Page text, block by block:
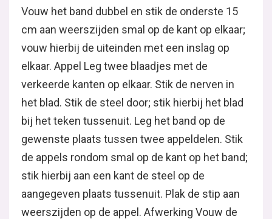
Vouw het band dubbel en stik de onderste 15
cm aan weerszijden smal op de kant op elkaar;
vouw hierbij de uiteinden met een inslag op
elkaar. Appel Leg twee blaadjes met de
verkeerde kanten op elkaar. Stik de nerven in
het blad. Stik de steel door; stik hierbij het blad
bij het teken tussenuit. Leg het band op de
gewenste plaats tussen twee appeldelen. Stik
de appels rondom smal op de kant op het band;
stik hierbij aan een kant de steel op de
aangegeven plaats tussenuit. Plak de stip aan
weerszijden op de appel. Afwerking Vouw de